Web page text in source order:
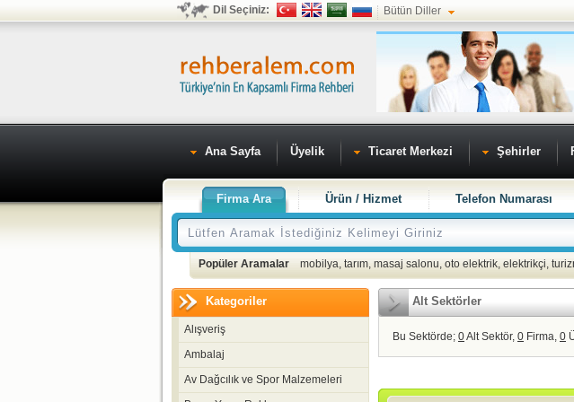
Dil Seçiniz: Bütün Diller
Ana Sayfa Üyelik Ticaret Merkezi Şehirler
Firma Ara Ürün / Hizmet Telefon Numarası
Popüler Aramalar mobilya, tarım, masaj salonu, oto elektrik, elektrikçi,
Kategoriler
Alışveriş
Ambalaj
Av Dağcılık ve Spor Malzemeleri
Alt Sektörler
Bu Sektörde; 0Alt Sektör, 0 Firma, 0